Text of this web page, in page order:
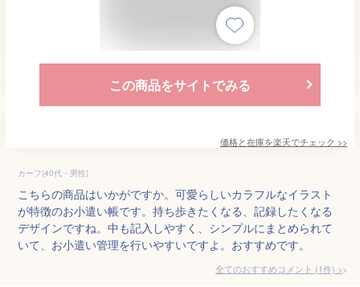
この商品をサイトでみる
価格と在庫を楽天でチェック >>
カーフ(40代・男性)
こちらの商品はいかがですか。可愛らしいカラフルなイラスト
が特徴のお小遣い帳です。持ち歩きたくなる、記録したくなる
デザインですね。中も記入しやすく、シンプルにまとめられて
いて、お小遣い管理を行いやすいですよ。おすすめです。
全てのおすすめコメント (1件) >